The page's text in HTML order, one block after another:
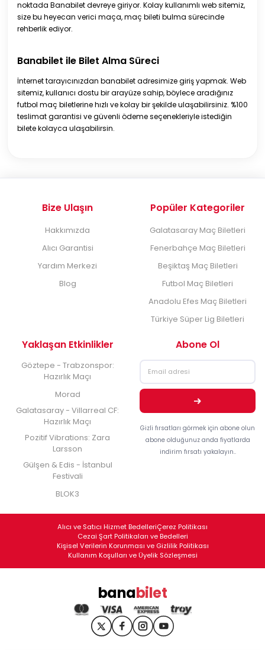
noktada Banabilet devreye giriyor. Kolay kullanımlı web sitemiz,
size bu heyecan verici maça, maç bileti bulma sürecinde
rehberlik ediyor.
Banabilet ile Bilet Alma Süreci
İnternet tarayıcınızdan banabiletadresimize giriş yapmak. Web
sitemiz, kullanıcı dostu bir arayüze sahip, böylece aradığınız
futbol maç biletlerine hızlı ve kolay bir şekilde ulaşabilirsiniz. %100
teslimat garantisi ve güvenli ödeme seçenekleriyle istediğin
bilete kolayca ulaşabilirsin.
Bize Ulaşın
Hakkımızda
Alıcı Garantisi
Yardım Merkezi
Blog
Popüler Kategoriler
Galatasaray Maç Biletleri
Fenerbahçe Maç Biletleri
Beşiktaş Maç Biletleri
Futbol Maç Biletleri
Anadolu Efes Maç Biletleri
Türkiye Süper Lig Biletleri
Yaklaşan Etkinlikler
Göztepe - Trabzonspor:
Hazırlık Maçı
Morad
Galatasaray - Villarreal CF:
Hazırlık Maçı
Pozitif Vibrations: Zara
Larsson
Gülşen & Edis - İstanbul
Festivali
BLOK3
Abone Ol
Gizli fırsatları görmek için abone olun
abone olduğunuz anda fiyatlarda
indirim fırsatı yakalayın..
Alıcı ve Satıcı Hizmet BedelleriÇerez Politikası
Cezai Şart Politikaları ve Bedelleri
Kişisel Verilerin Korunması ve Gizlilik Politikası
Kullanım Koşulları ve Üyelik Sözleşmesi
banabilet